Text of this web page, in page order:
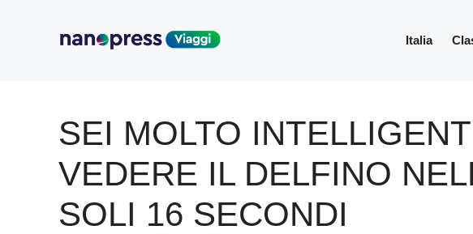
Italia
SEI MOLTO
VEDERE IL DELFINO
SOLI 16 SECONDI